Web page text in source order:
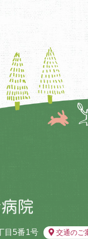
目5番1号 交通のご